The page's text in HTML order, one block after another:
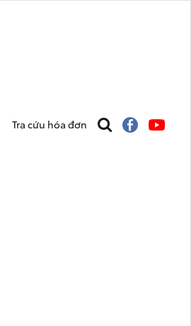
Tra cứu hóa đơn